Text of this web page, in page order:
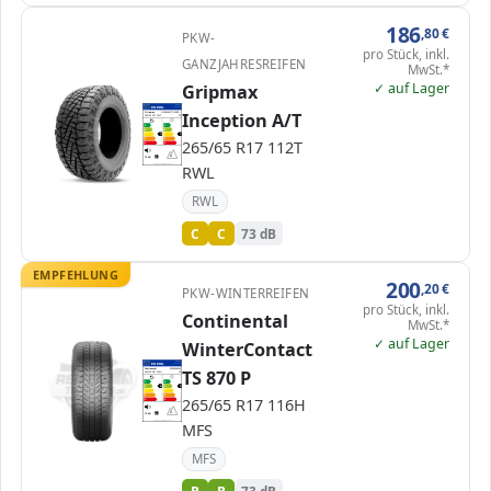
ENERG
Gripmax GR2656517TINCEP…
265/65 R17 112T C1
C C C C
73 dB B
PKW-
GANZJAHRESREIFEN
Gripmax
Inception A/T
265/65 R17 112T
RWL
RWL
C C 73 dB
186,80€
pro Stück, inkl.
MwSt.*
✓ auf Lager
EMPFEHLUNG
ENERG
Continental 0355968000
265/65 R17 116H C1
C C
73 dB B
PKW-WINTERREIFEN
Continental
WinterContact
TS 870 P
265/65 R17 116H
MFS
MFS
200,20€
pro Stück, inkl.
MwSt.*
✓ auf Lager